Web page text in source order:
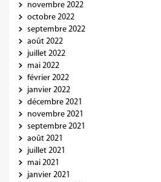
novembre 2022
octobre 2022
septembre 2022
août 2022
juillet 2022
mai 2022
février 2022
janvier 2022
décembre 2021
novembre 2021
septembre 2021
août 2021
juillet 2021
mai 2021
janvier 2021